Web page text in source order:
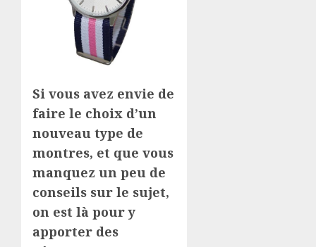
Si vous avez envie de
faire le choix d’un
nouveau type de
montres, et que vous
manquez un peu de
conseils sur le sujet,
on est là pour y
apporter des